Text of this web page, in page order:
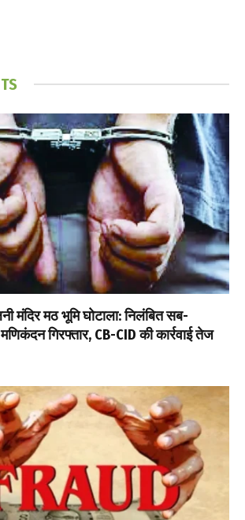
मंदिर मठ भूमि घोटाला: निलंबित सब-
गिरफ्तार, CB-CID की कार्रवाई तेज